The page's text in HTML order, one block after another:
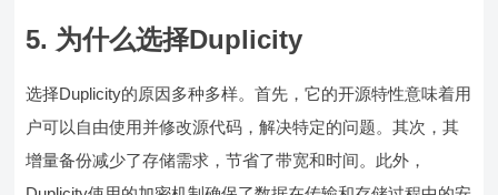
5. 为什么选择Duplicity
选择Duplicity的原因多种多样。首先，它的开源特性意味着用
户可以自由使用并修改源代码，解决特定的问题。其次，其
增量备份减少了存储需求，节省了带宽和时间。此外，